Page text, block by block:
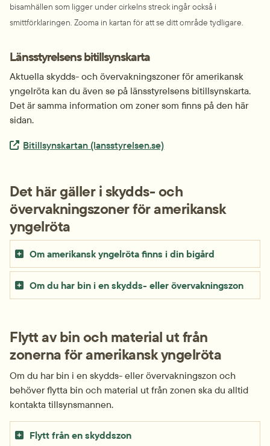
bisamhällen som ligger under cirkelns streck ingår också i
smittförklaringen. Zooma in kartan för att se ditt område tydligare.
Länsstyrelsens bitillsynskarta
Aktuella skydds- och övervakningszoner för amerikansk
yngelröta kan du även se på länsstyrelsens bitillsynskarta.
Det är samma information om zoner som finns på den här
sidan.
Extern länk.
Bitillsynskartan (lansstyrelsen.se)
Det här gäller i skydds- och
övervakningszoner för amerikansk
yngelröta
Om amerikansk yngelröta finns i din bigård
Om du har bin i en skydds- eller övervakningszon
Flytt av bin och material ut från
zonerna för amerikansk yngelröta
Om du har bin i en skydds- eller övervakningszon och
behöver flytta bin och material ut från zonen ska du alltid
kontakta tillsynsmannen.
Flytt från en skyddszon